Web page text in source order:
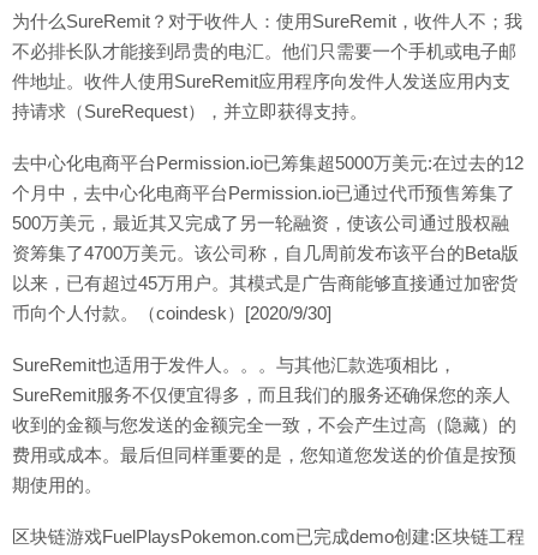
为什么SureRemit？对于收件人：使用SureRemit，收件人不；我
不必排长队才能接到昂贵的电汇。他们只需要一个手机或电子邮
件地址。收件人使用SureRemit应用程序向发件人发送应用内支
持请求（SureRequest），并立即获得支持。
去中心化电商平台Permission.io已筹集超5000万美元:在过去的12
个月中，去中心化电商平台Permission.io已通过代币预售筹集了
500万美元，最近其又完成了另一轮融资，使该公司通过股权融
资筹集了4700万美元。该公司称，自几周前发布该平台的Beta版
以来，已有超过45万用户。其模式是广告商能够直接通过加密货
币向个人付款。（coindesk）[2020/9/30]
SureRemit也适用于发件人。。。与其他汇款选项相比，
SureRemit服务不仅便宜得多，而且我们的服务还确保您的亲人
收到的金额与您发送的金额完全一致，不会产生过高（隐藏）的
费用或成本。最后但同样重要的是，您知道您发送的价值是按预
期使用的。
区块链游戏FuelPlaysPokemon.com已完成demo创建:区块链工程